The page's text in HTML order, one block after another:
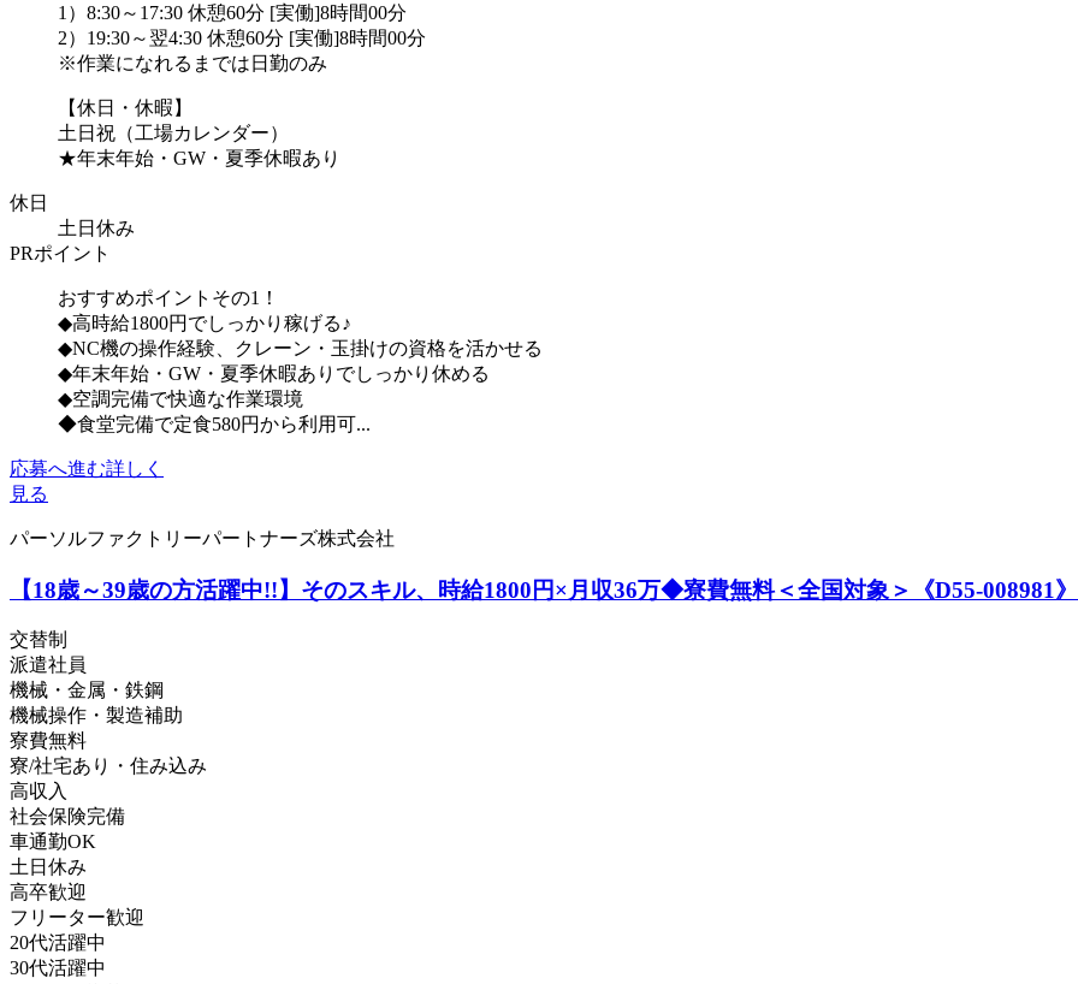
1）8:30～17:30 休憩60分 [実働]8時間00分
2）19:30～翌4:30 休憩60分 [実働]8時間00分
※作業になれるまでは日勤のみ
【休日・休暇】
土日祝（工場カレンダー）
★年末年始・GW・夏季休暇あり
休日
土日休み
PRポイント
おすすめポイントその1！
◆高時給1800円でしっかり稼げる♪
◆NC機の操作経験、クレーン・玉掛けの資格を活かせる
◆年末年始・GW・夏季休暇ありでしっかり休める
◆空調完備で快適な作業環境
◆食堂完備で定食580円から利用可...
応募へ進む詳しく
見る
パーソルファクトリーパートナーズ株式会社
【18歳～39歳の方活躍中!!】そのスキル、時給1800円×月収36万◆寮費無料＜全国対象＞《D55-008981》
交替制
派遣社員
機械・金属・鉄鋼
機械操作・製造補助
寮費無料
寮/社宅あり・住み込み
高収入
社会保険完備
車通勤OK
土日休み
高卒歓迎
フリーター歓迎
20代活躍中
30代活躍中